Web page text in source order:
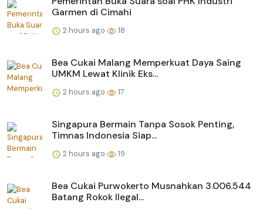
Garmen di Cimahi
2 hours ago 18
Bea Cukai Malang Memperkuat Daya Saing
UMKM Lewat Klinik Eks...
2 hours ago 17
Singapura Bermain Tanpa Sosok Penting,
Timnas Indonesia Siap...
2 hours ago 19
Bea Cukai Purwokerto Musnahkan 3.006.544
Batang Rokok Ilegal...